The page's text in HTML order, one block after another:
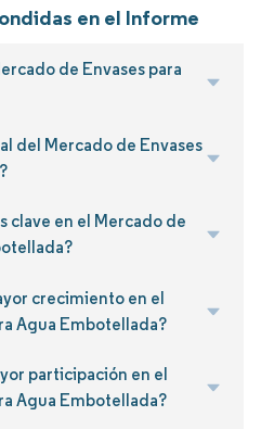
en el Informe
de Envases para
del Mercado de Envases
clave en el Mercado de
crecimiento en el
Agua Embotellada?
participación en el
Agua Embotellada?